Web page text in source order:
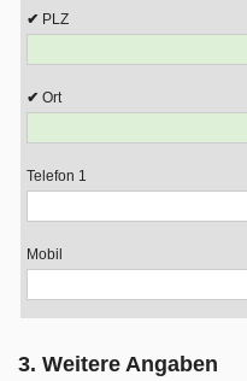
PLZ
Ort
Telefon 1
Mobil
3. Weitere Angaben